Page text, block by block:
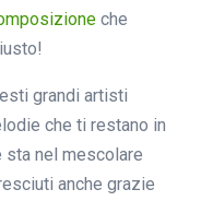
che
grandi artisti
che ti restano in
nel mescolare
anche grazie